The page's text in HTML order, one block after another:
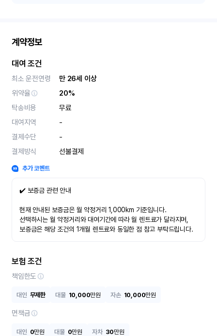
계약정보
대여 조건
최소 운전연령
만 26세 이상
위약율
20%
탁송비용
무료
대여지역
-
결제수단
-
결제방식
선불결제
추가 코멘트
✔️ 보증금 관련 안내
현재 안내된 보증금은 월 약정거리 1,000km 기준입니다.
선택하시는 월 약정거리와 대여기간에 따라 월 렌트료가 달라지며,
보증금은 해당 조건의 1개월 렌트료와 동일한 점 참고 부탁드립니다.
보험 조건
책임한도
대인 무제한 대물 10,000만원 자손 10,000만원
면책금
대인 0만원 대물 0만원 자차 30만원